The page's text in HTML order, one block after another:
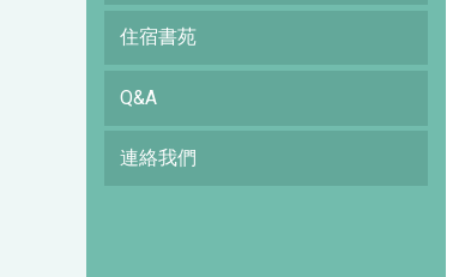
住宿書苑
Q&A
連絡我們